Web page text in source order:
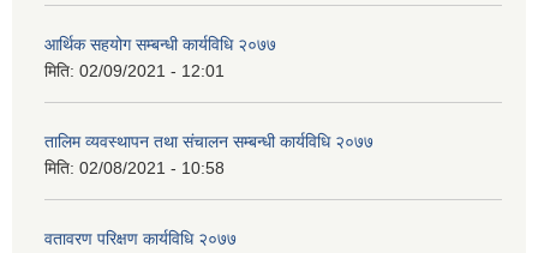
आर्थिक सहयोग सम्बन्धी कार्यविधि २०७७
मिति: 02/09/2021 - 12:01
तालिम व्यवस्थापन तथा संचालन सम्बन्धी कार्यविधि २०७७
मिति: 02/08/2021 - 10:58
वतावरण परिक्षण कार्यविधि २०७७